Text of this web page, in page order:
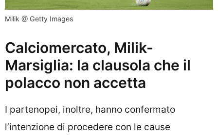
Milik @ Getty Images
Calciomercato, Milik-
Marsiglia: la clausola che il
polacco non accetta
I partenopei, inoltre, hanno confermato
l’intenzione di procedere con le cause